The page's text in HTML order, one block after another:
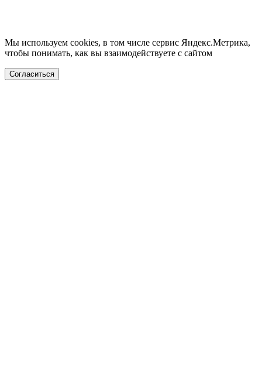
Мы используем cookies, в том числе сервис Яндекс.Метрика,
чтобы понимать, как вы взаимодействуете с сайтом
Согласиться